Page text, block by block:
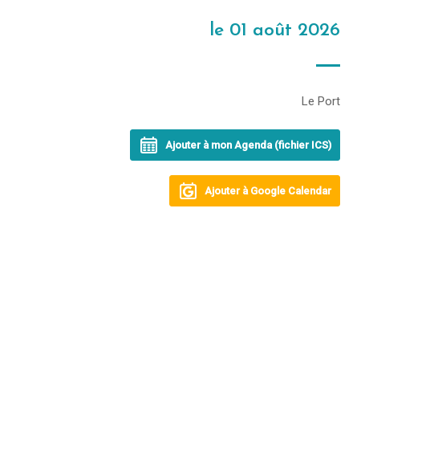
le 01 août 2026
Le Port
Ajouter à mon Agenda (fichier ICS)
Ajouter à Google Calendar